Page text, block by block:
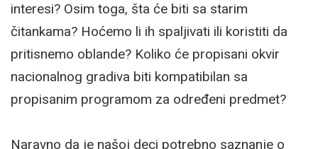
interesi? Osim toga, šta će biti sa starim
čitankama? Hoćemo li ih spaljivati ili koristiti da
pritisnemo oblande? Koliko će propisani okvir
nacionalnog gradiva biti kompatibilan sa
propisanim programom za određeni predmet?
Naravno da je našoj deci potrebno saznanje o